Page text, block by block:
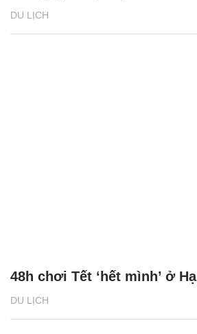
DU LỊCH
DU LỊCH
48h chơi Tết ‘hết mình’ ở